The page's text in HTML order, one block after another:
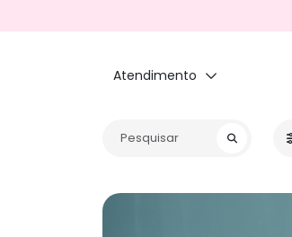
Atendimento